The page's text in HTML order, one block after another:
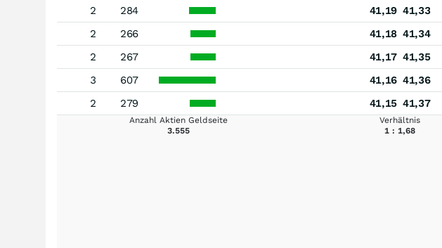
2
284 41,19 41,33
2
266 41,18 41,34
2
267 41,17 41,35
3
607 41,16 41,36
2
279 41,15 41,37
Anzahl Aktien Geldseite Verhältnis
3.555
1 : 1,68